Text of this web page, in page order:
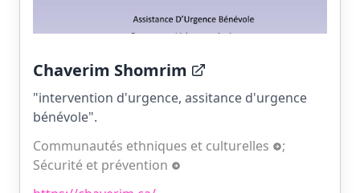
Chaverim Shomrim
"intervention d'urgence, assitance d'urgence
bénévole".
Communautés ethniques et culturelles
;
Sécurité et prévention